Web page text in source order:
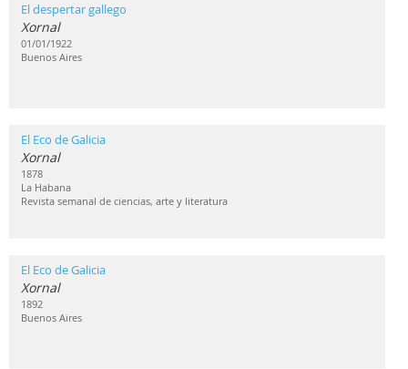
El despertar gallego
Xornal
01/01/1922
Buenos Aires
El Eco de Galicia
Xornal
1878
La Habana
Revista semanal de ciencias, arte y literatura
El Eco de Galicia
Xornal
1892
Buenos Aires